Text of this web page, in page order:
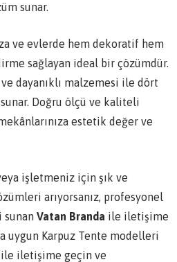
sunar.
ve evlerde hem dekoratif hem
sağlayan ideal bir çözümdür.
ve dayanıklı malzemesi ile dört
Doğru ölçü ve kaliteli
estetik değer ve
işletmeniz için şık ve
arıyorsanız, profesyonel
Vatan Branda ile iletişime
uygun Karpuz Tente modelleri
ile iletişime geçin ve